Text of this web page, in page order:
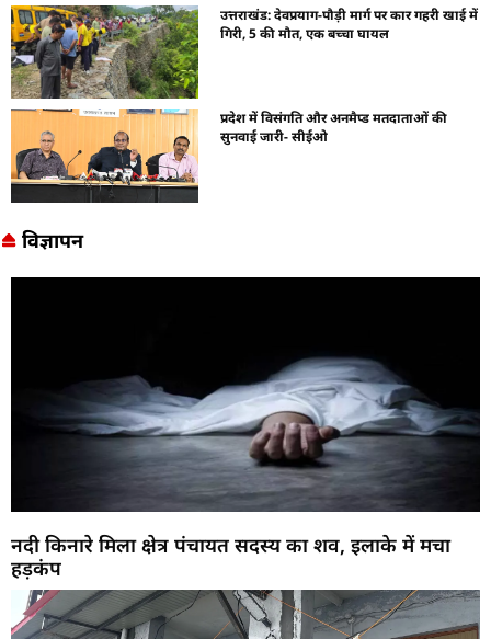
उत्तराखंड: देवप्रयाग-पौड़ी मार्ग पर कार गहरी खाई में
गिरी, 5 की मौत, एक बच्चा घायल
प्रदेश में विसंगति और अनमैप्ड मतदाताओं की
सुनवाई जारी- सीईओ
विज्ञापन
नदी किनारे मिला क्षेत्र पंचायत सदस्य का शव, इलाके में मचा
हड़कंप